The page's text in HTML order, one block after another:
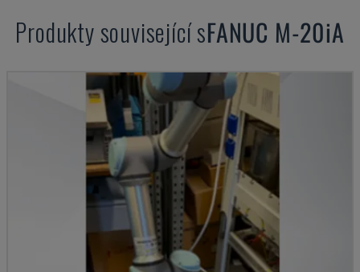
Produkty související sFANUC M-20iA